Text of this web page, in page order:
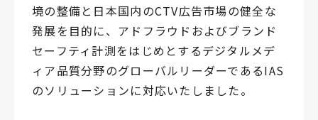
境の整備と日本国内のCTV広告市場の健全な
発展を目的に、アドフラウドおよびブランド
セーフティ計測をはじめとするデジタルメデ
ィア品質分野のグローバルリーダーであるIAS
のソリューションに対応いたしました。